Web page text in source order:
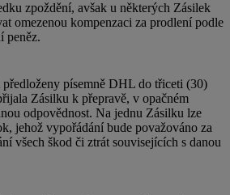
zpoždění, avšak u některých Zásilek
omezenou kompenzaci za prodlení podle
peněz.
písemně DHL do třiceti (30)
Zásilku k přepravě, v opačném
odpovědnost. Na jednu Zásilku lze
jehož vypořádání bude považováno za
všech škod či ztrát souvisejících s danou